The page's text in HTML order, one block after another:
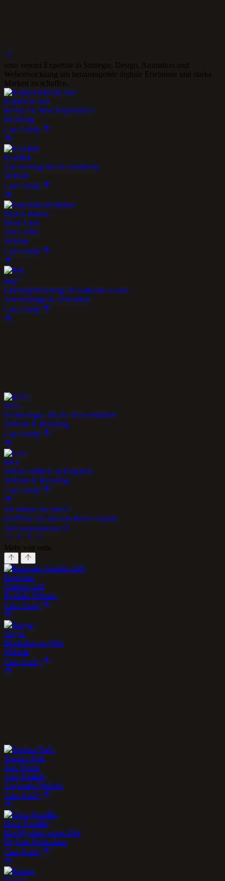
ontu vereint Expertise in Strategie, Design, Animation und
Webentwicklung um herausragende digitale Erlebnisse und starke
Marken zu schaffen.
Kapten & Son
Ready for New Experiences
Branding
Case Study
Easelink
The missing link in e-mobility
Website
Case Study
Paul & Bohne
More Than
Just Coffee
Website
Case Study
liop®
Lizenz­optimierung für Software-Assets
Screendesign & Animation
Case Study
MAG
Technologie, die die Welt verändert
Website & Branding
Case Study
KFV
Wissen einfach weitergeben
Website & Branding
Case Study
Sie haben eine Idee?
Erzählen Sie uns von Ihrem Projekt.
Jetzt kontaktieren
Mehr von ontu
Europlast
Grabber 240
Produkt-Website
Case Study
Sorger
Brotkultur im Web
Website
Case Study
Science Park
Aus Vision
wird Realität
Corporate Website
Case Study
Hans Pontiller
Ein Mystiker seiner Zeit
Digitale Werkschau
Case Study